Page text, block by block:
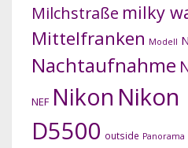
Milchstraße milky
Mittelfranken Modell
Nachtaufnahme
NEF Nikon Nikon
D5500 outside Panorama